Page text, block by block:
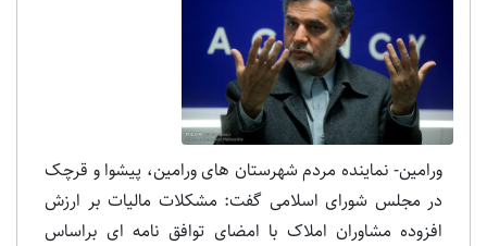
ورامین- نماینده مردم شهرستان های ورامین، پیشوا و قرچک
در مجلس شورای اسلامی گفت: مشکلات مالیات بر ارزش
افزوده مشاوران املاک با امضای توافق نامه ای براساس